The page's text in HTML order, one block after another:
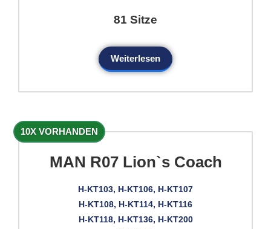
81 Sitze
Weiterlesen
10X VORHANDEN
MAN R07 Lion`s Coach
H-KT103, H-KT106, H-KT107
H-KT108, H-KT114, H-KT116
H-KT118, H-KT136, H-KT200